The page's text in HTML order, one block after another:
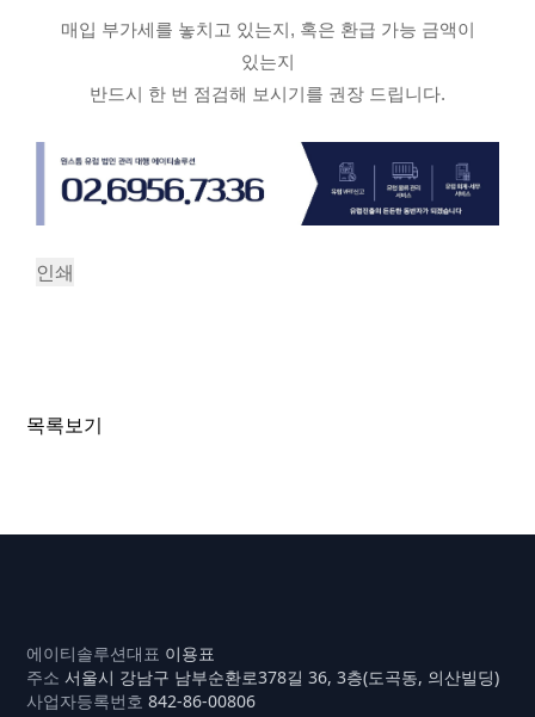
매입 부가세를 놓치고 있는지, 혹은 환급 가능 금액이
있는지
반드시 한 번 점검해 보시기를 권장 드립니다.
인쇄
목록보기
에이티솔루션대표 이용표
주소 서울시 강남구 남부순환로378길 36, 3층(도곡동, 의산빌딩)
사업자등록번호 842-86-00806